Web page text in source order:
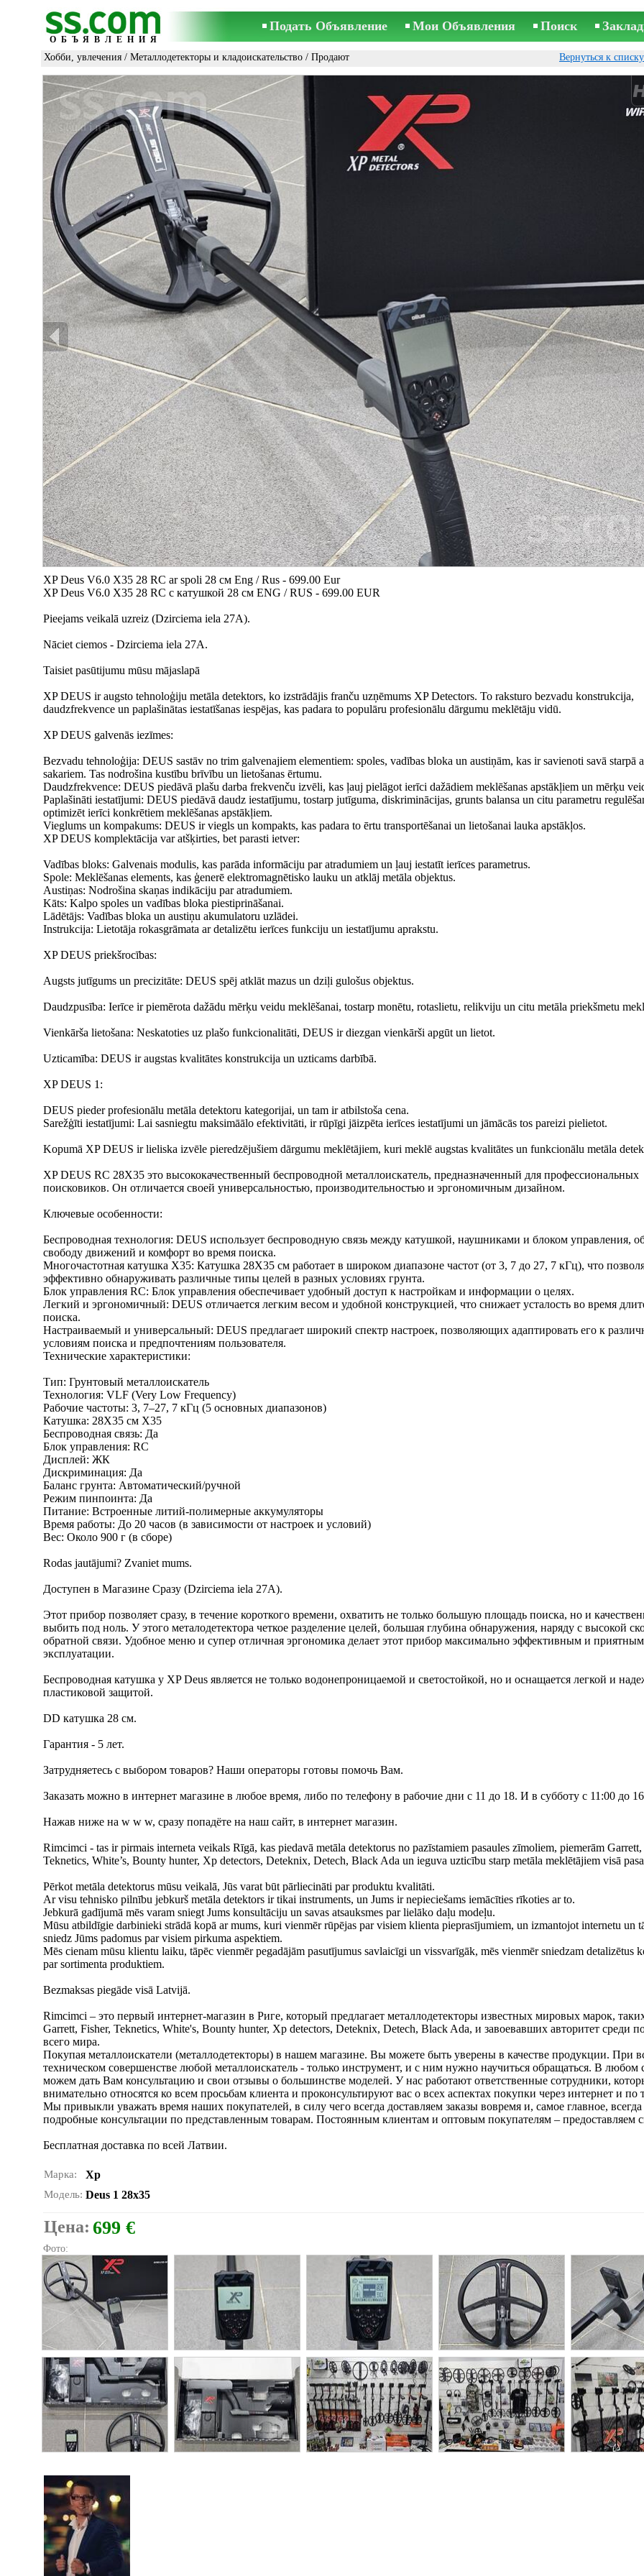
ОБЪЯВЛЕНИЯ
Подать Объявление Мои Объявления Поиск
Хобби, увлечения / Металлодетекторы и кладоискательство / Продают Вернуться к
XP Deus V6.0 X35 28 RC ar spoli 28 см Eng / Rus - 699.00 Eur
XP Deus V6.0 X35 28 RC с катушкой 28 см ENG / RUS - 699.00 EUR
Pieejams veikalā uzreiz (Dzirciema iela 27A).
Nāciet ciemos - Dzirciema iela 27A.
Taisiet pasūtijumu mūsu mājaslapā
XP DEUS ir augsto tehnoloģiju metāla detektors, ko izstrādājis franču uzņēmums XP Detectors. To raksturo bezvadu konstrukcija,
daudzfrekvence un paplašinātas iestatīšanas iespējas, kas padara to populāru profesionālu dārgumu meklētāju vidū.
XP DEUS galvenās iezīmes:
Bezvadu tehnoloģija: DEUS sastāv no trim galvenajiem elementiem: spoles, vadības bloka un austiņām, kas ir savienoti savā starpā
sakariem. Tas nodrošina kustību brīvību un lietošanas ērtumu.
Daudzfrekvence: DEUS piedāvā plašu darba frekvenču izvēli, kas ļauj pielāgot ierīci dažādiem meklēšanas apstākļiem un mērķu
Paplašināti iestatījumi: DEUS piedāvā daudz iestatījumu, tostarp jutīguma, diskriminācijas, grunts balansa un citu parametru
optimizēt ierīci konkrētiem meklēšanas apstākļiem.
Vieglums un kompakums: DEUS ir viegls un kompakts, kas padara to ērtu transportēšanai un lietošanai lauka apstākļos.
XP DEUS komplektācija var atšķirties, bet parasti ietver:
Vadības bloks: Galvenais modulis, kas parāda informāciju par atradumiem un ļauj iestatīt ierīces parametrus.
Spole: Meklēšanas elements, kas ģenerē elektromagnētisko lauku un atklāj metāla objektus.
Austiņas: Nodrošina skaņas indikāciju par atradumiem.
Kāts: Kalpo spoles un vadības bloka piestiprināšanai.
Lādētājs: Vadības bloka un austiņu akumulatoru uzlādei.
Instrukcija: Lietotāja rokasgrāmata ar detalizētu ierīces funkciju un iestatījumu aprakstu.
XP DEUS priekšrocības:
Augsts jutīgums un precizitāte: DEUS spēj atklāt mazus un dziļi gulošus objektus.
Daudzpusība: Ierīce ir piemērota dažādu mērķu veidu meklēšanai, tostarp monētu, rotaslietu, relikviju un citu metāla priekšmetu
Vienkārša lietošana: Neskatoties uz plašo funkcionalitāti, DEUS ir diezgan vienkārši apgūt un lietot.
Uzticamība: DEUS ir augstas kvalitātes konstrukcija un uzticams darbībā.
XP DEUS 1:
DEUS pieder profesionālu metāla detektoru kategorijai, un tam ir atbilstoša cena.
Sarežģīti iestatījumi: Lai sasniegtu maksimāālo efektivitāti, ir rūpīgi jāizpēta ierīces iestatījumi un jāmācās tos pareizi pielietot.
Kopumā XP DEUS ir lieliska izvēle pieredzējušiem dārgumu meklētājiem, kuri meklē augstas kvalitātes un funkcionālu metāla
XP DEUS RC 28X35 это высококачественный беспроводной металлоискатель, предназначенный для профессиональных
поисковиков. Он отличается своей универсальностью, производительностью и эргономичным дизайном.
Ключевые особенности:
Беспроводная технология: DEUS использует беспроводную связь между катушкой, наушниками и блоком управления,
свободу движений и комфорт во время поиска.
Многочастотная катушка X35: Катушка 28X35 см работает в широком диапазоне частот (от 3, 7 до 27, 7 кГц), что
эффективно обнаруживать различные типы целей в разных условиях грунта.
Блок управления RC: Блок управления обеспечивает удобный доступ к настройкам и информации о целях.
Легкий и эргономичный: DEUS отличается легким весом и удобной конструкцией, что снижает усталость во время
поиска.
Настраиваемый и универсальный: DEUS предлагает широкий спектр настроек, позволяющих адаптировать его к
условиям поиска и предпочтениям пользователя.
Технические характеристики:
Тип: Грунтовый металлоискатель
Технология: VLF (Very Low Frequency)
Рабочие частоты: 3, 7–27, 7 кГц (5 основных диапазонов)
Катушка: 28X35 см X35
Беспроводная связь: Да
Блок управления: RC
Дисплей: ЖК
Дискриминация: Да
Баланс грунта: Автоматический/ручной
Режим пинпоинта: Да
Питание: Встроенные литий-полимерные аккумуляторы
Время работы: До 20 часов (в зависимости от настроек и условий)
Вес: Около 900 г (в сборе)
Rodas jautājumi? Zvaniet mums.
Доступен в Магазине Сразу (Dzirciema iela 27A).
Этот прибор позволяет сразу, в течение короткого времени, охватить не только большую площадь поиска, но и
выбить под ноль. У этого металодетектора четкое разделение целей, большая глубина обнаружения, наряду с высокой
обратной связи. Удобное меню и супер отличная эргономика делает этот прибор максимально эффективным и
эксплуатации.
Беспроводная катушка у XP Deus является не только водонепроницаемой и светостойкой, но и оснащается легкой и
пластиковой защитой.
DD катушка 28 см.
Гарантия - 5 лет.
Затрудняетесь с выбором товаров? Наши операторы готовы помочь Вам.
Заказать можно в интернет магазине в любое время, либо по телефону в рабочие дни с 11 до 18. И в субботу с 11:00 до
Нажав ниже на w w w, сразу попадёте на наш сайт, в интернет магазин.
Rimcimci - tas ir pirmais interneta veikals Rīgā, kas piedavā metāla detektorus no pazīstamiem pasaules zīmoliem, piemerām Garrett,
Teknetics, White’s, Bounty hunter, Xp detectors, Deteknix, Detech, Black Ada un ieguva uzticību starp metāla meklētājiem visā
Pērkot metāla detektorus mūsu veikalā, Jūs varat būt pārliecināti par produktu kvalitāti.
Ar visu tehnisko pilnību jebkurš metāla detektors ir tikai instruments, un Jums ir nepieciešams iemācīties rīkoties ar to.
Jebkurā gadījumā mēs varam sniegt Jums konsultāciju un savas atsauksmes par lielāko daļu modeļu.
Mūsu atbildīgie darbinieki strādā kopā ar mums, kuri vienmēr rūpējas par visiem klienta pieprasījumiem, un izmantojot internetu un
sniedz Jūms padomus par visiem pirkuma aspektiem.
Mēs cienam mūsu klientu laiku, tāpēc vienmēr pegadājām pasutījumus savlaicīgi un vissvarīgāk, mēs vienmēr sniedzam detalizētus
par sortimenta produktiem.
Bezmaksas piegāde visā Latvijā.
Rimcimci – это первый интернет-магазин в Риге, который предлагает металлодетекторы известных мировых марок,
Garrett, Fisher, Teknetics, White's, Bounty hunter, Xp detectors, Deteknix, Detech, Black Ada, и завоевавших авторитет среди
всего мира.
Покупая металлоискатели (металлодетекторы) в нашем магазине. Вы можете быть уверены в качестве продукции. При
техническом совершенстве любой металлоискатель - только инструмент, и с ним нужно научиться обращаться. В любом
можем дать Вам консультацию и свои отзывы о большинстве моделей. У нас работают ответственные сотрудники,
внимательно относятся ко всем просьбам клиента и проконсультируют вас о всех аспектах покупки через интернет и по
Мы привыкли уважать время наших покупателей, в силу чего всегда доставляем заказы вовремя и, самое главное,
подробные консультации по представленным товарам. Постоянным клиентам и оптовым покупателям – предоставляем
Бесплатная доставка по всей Латвии.
Марка: Xp
Модель: Deus 1 28x35
Цена: 699 €
Фото: